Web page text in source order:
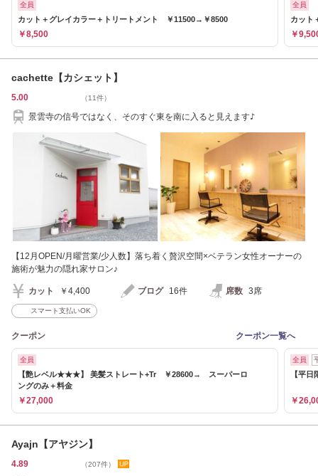
全員
カット＋グレイカラー＋トリートメント ￥11500→￥8500
￥8,500
全員
カット
￥
cachette【カシェット】
5.00 （11件）
景雲寺の信号ではなく、そのすぐ東を南に入ると見えます♪
【12月OPEN/月曜営業/少人数】落ち着く贅沢空間×ベテラン女性オーナーの
施術が魅力の隠れ家サロン♪
カット ￥4,400 ブログ 16件 席数 3席
スマート支払いOK
クーポン クーポン一覧へ
全員
【艶レベル★★★】 美髪ストレート+Tr ￥28600→ スーパーロ
ングのみ＋料金
￥27,000
全員
【平
￥
Ayajn【アヤジン】
4.89 （207件）